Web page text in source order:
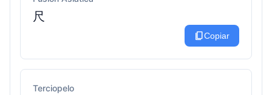
尺
content_copyCopiar
Terciopelo